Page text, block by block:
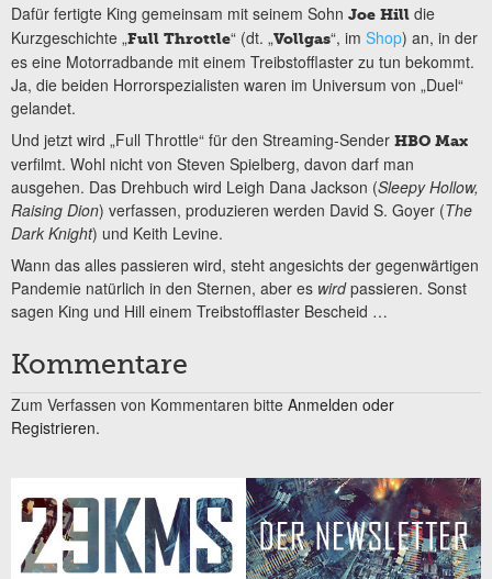
Dafür fertigte King gemeinsam mit seinem Sohn Joe Hill die
Kurzgeschichte „Full Throttle“ (dt. „Vollgas“, im Shop) an, in der
es eine Motorradbande mit einem Treibstofflaster zu tun bekommt.
Ja, die beiden Horrorspezialisten waren im Universum von „Duel“
gelandet.
Und jetzt wird „Full Throttle“ für den Streaming-Sender HBO Max
verfilmt. Wohl nicht von Steven Spielberg, davon darf man
ausgehen. Das Drehbuch wird Leigh Dana Jackson (Sleepy Hollow,
Raising Dion) verfassen, produzieren werden David S. Goyer (The
Dark Knight) und Keith Levine.
Wann das alles passieren wird, steht angesichts der gegenwärtigen
Pandemie natürlich in den Sternen, aber es wirdpassieren. Sonst
sagen King und Hill einem Treibstofflaster Bescheid …
Kommentare
Zum Verfassen von Kommentaren bitte Anmelden oder
Registrieren.